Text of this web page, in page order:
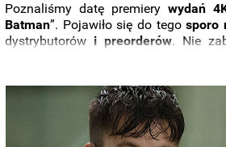
Poznaliśmy datę premierywydań
Batman”. Pojawiło się do tegosporo
dystrybutorów i preorderów. Nie
wydań
nowym wpisie z cyklu „Co nowego na